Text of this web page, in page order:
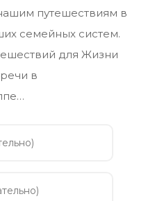
путешествиям в
семейных систем.
для Жизни
в